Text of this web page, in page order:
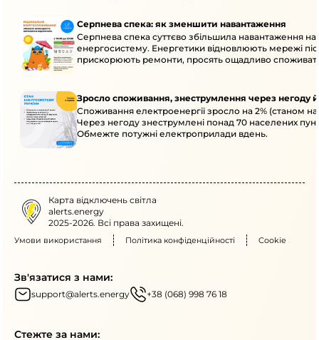
Серпнева спека: як зменшити навантаження
Серпнева спека суттєво збільшила навантаження на
енергосистему. Енергетики відновлюють мережі
прискорюють ремонти, просять ощадливо
Зросло споживання, знеструмлення через негоду
Споживання електроенергії зросло на 2% (станом на
Через негоду знеструмлені понад 70 населених
Обмежте потужні електроприлади вдень.
Карта відключень світла
alerts.energy
2025-2026. Всі права захищені.
Умови використання Політика конфіденційності Cookie
Зв'язатися з нами:
support@alerts.energy +38 (068) 998 76 18
Стежте за нами: